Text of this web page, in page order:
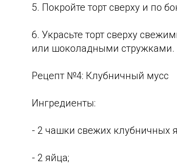
5. Покройте торт сверху и по
6. Украсьте торт сверху
или шоколадными стружками.
Рецепт №4: Клубничный мусс
Ингредиенты:
- 2 чашки свежих клубничных
- 2 яйца;